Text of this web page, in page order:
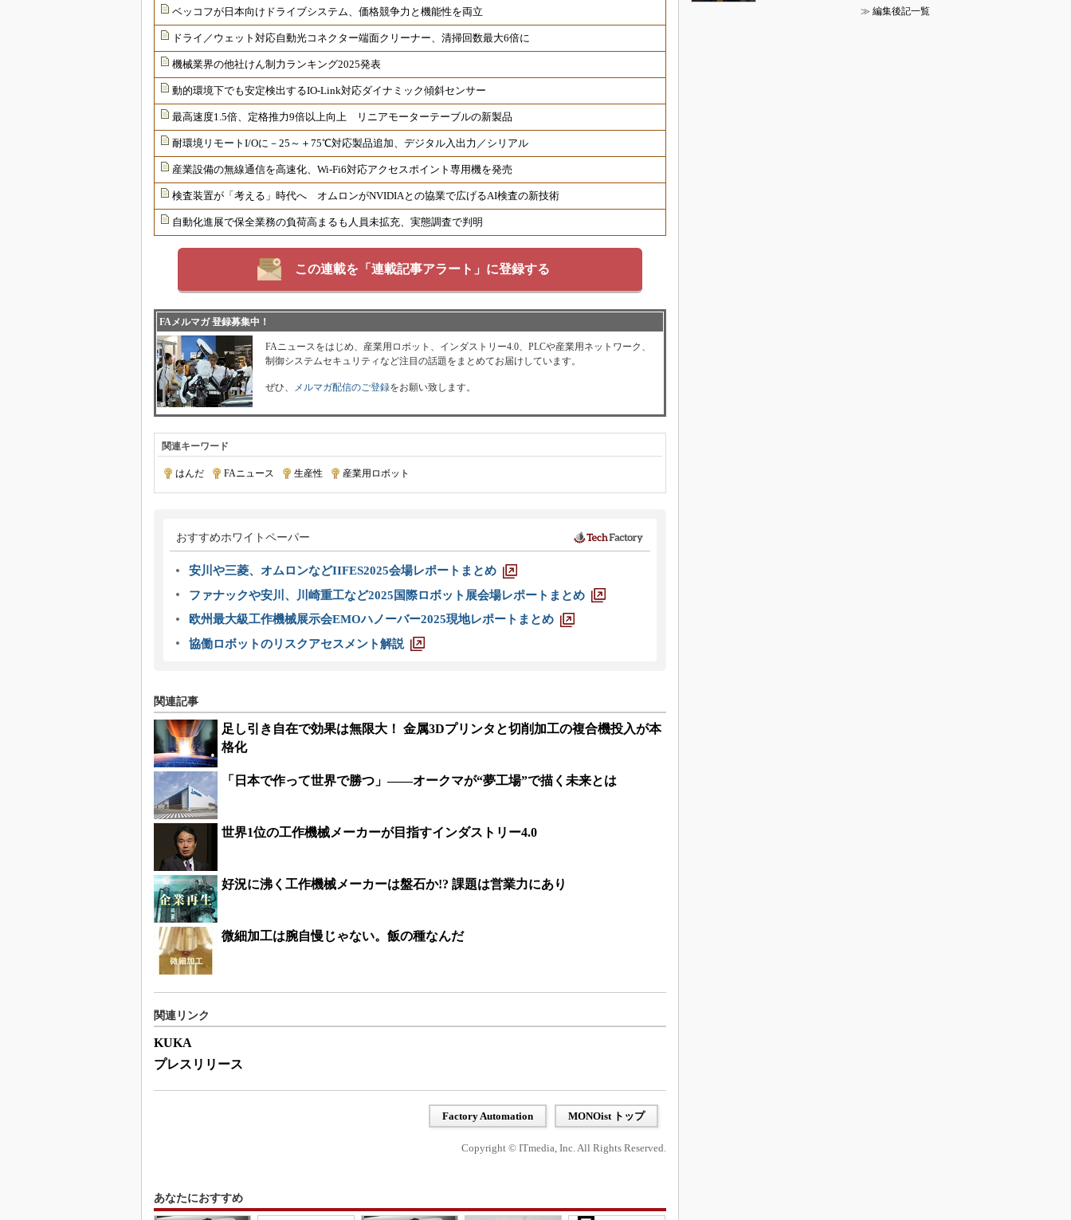
ベッコフが日本向けドライブシステム、価格競争力と機能性を両立
ドライ／ウェット対応自動光コネクター端面クリーナー、清掃回数最大6倍に
機械業界の他社けん制力ランキング2025発表
動的環境下でも安定検出するIO-Link対応ダイナミック傾斜センサー
最高速度1.5倍、定格推力9倍以上向上 リニアモーターテーブルの新製品
耐環境リモートI/Oに－25～＋75℃対応製品追加、デジタル入出力／シリアル
産業設備の無線通信を高速化、Wi-Fi6対応アクセスポイント専用機を発売
検査装置が「考える」時代へ オムロンがNVIDIAとの協業で広げるAI検査の新技術
自動化進展で保全業務の負荷高まるも人員未拡充、実態調査で判明
この連載を「連載記事アラート」に登録する
FAメルマガ 登録募集中！
FAニュースをはじめ、産業用ロボット、インダストリー4.0、PLCや産業用ネットワーク、
制御システムセキュリティなど注目の話題をまとめてお届けしています。
ぜひ、 メルマガ配信のご登録をお願い致します。
関連キーワード
はんだ FAニュース 生産性 産業用ロボット
おすすめホワイトペーパー
安川や三菱、オムロンなどIIFES2025会場レポートまとめ
ファナックや安川、川崎重工など2025国際ロボット展会場レポートまとめ
欧州最大級工作機械展示会EMOハノーバー2025現地レポートまとめ
協働ロボットのリスクアセスメント解説
関連記事
足し引き自在で効果は無限大！ 金属3Dプリンタと切削加工の複合機投入が本
格化
「日本で作って世界で勝つ」――オークマが“夢工場”で描く未来とは
世界1位の工作機械メーカーが目指すインダストリー4.0
好況に沸く工作機械メーカーは盤石か!? 課題は営業力にあり
微細加工は腕自慢じゃない。飯の種なんだ
関連リンク
KUKA
プレスリリース
Factory Automation MONOist トップ
Copyright © ITmedia, Inc. All Rights Reserved.
あなたにおすすめ
≫ 編集後記一覧